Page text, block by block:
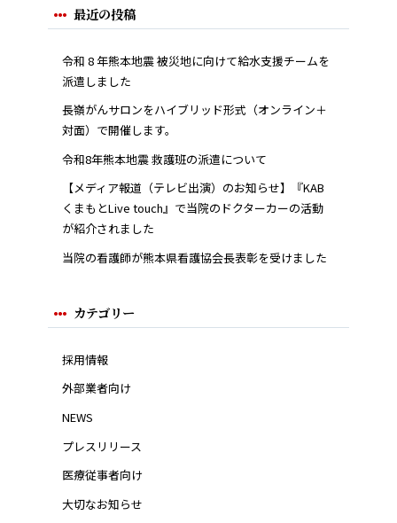
最近の投稿
令和 8 年熊本地震 被災地に向けて給水支援チームを
派遣しました
長嶺がんサロンをハイブリッド形式（オンライン＋
対面）で開催します。
令和8年熊本地震 救護班の派遣について
【メディア報道（テレビ出演）のお知らせ】『KAB
くまもとLive touch』で当院のドクターカーの活動
が紹介されました
当院の看護師が熊本県看護協会長表彰を受けました
カテゴリー
採用情報
外部業者向け
NEWS
プレスリリース
医療従事者向け
大切なお知らせ